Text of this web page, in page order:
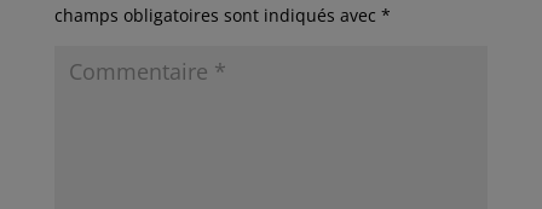
champs obligatoires sont indiqués avec *